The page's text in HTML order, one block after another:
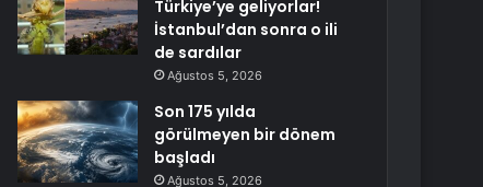
Türkiye’ye geliyorlar!
İstanbul’dan sonra o ili
de sardılar
Ağustos 5, 2026
Son 175 yılda
görülmeyen bir dönem
başladı
Ağustos 5, 2026